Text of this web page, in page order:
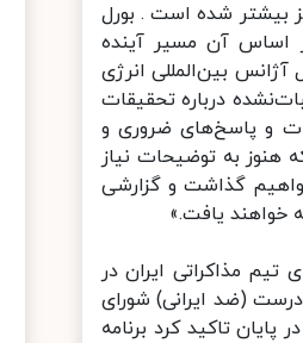
بیشتر شده است . بورل
اساس آن مسیر آینده
بین‌المللی انرژی
درباره تحقیقات
و پاسخ‌های ضروری و
هنوز به توضیحات نیاز
گذاشت و گزارشی
یافت.»
مذاکراتی ایران در
(ضد ایرانی) شورای
تاکید کرد برنامه